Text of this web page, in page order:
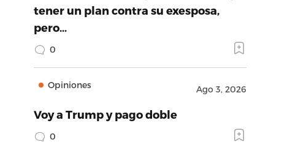
tener un plan contra su exesposa,
pero…
0
Opiniones Ago 3, 2026
Voy a Trump y pago doble
0